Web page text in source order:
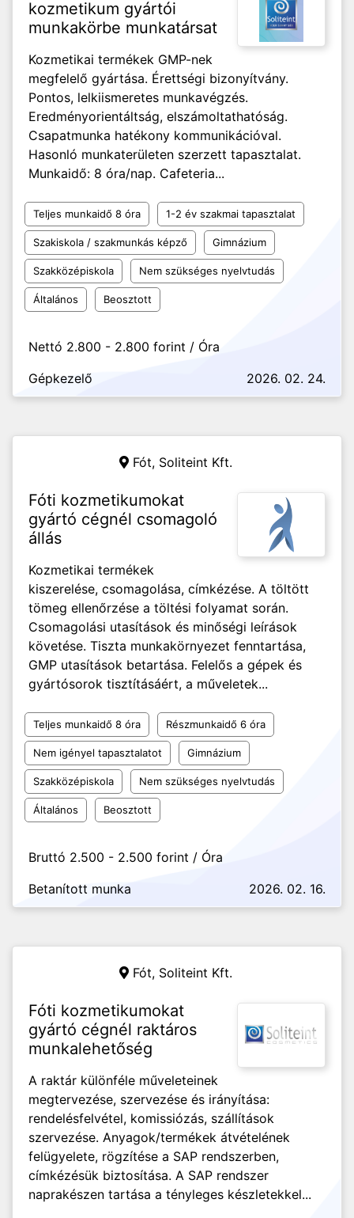
kozmetikum gyártói
munkakörbe munkatársat
Kozmetikai termékek GMP-nek
megfelelő gyártása. Érettségi bizonyítvány.
Pontos, lelkiismeretes munkavégzés.
Eredményorientáltság, elszámoltathatóság.
Csapatmunka hatékony kommunikációval.
Hasonló munkaterületen szerzett tapasztalat.
Munkaidő: 8 óra/nap. Cafeteria...
Teljes munkaidő 8 óra 1-2 év szakmai tapasztalat
Szakiskola / szakmunkás képző Gimnázium
Szakközépiskola Nem szükséges nyelvtudás
Általános Beosztott
Nettó 2.800 - 2.800 forint / Óra
Gépkezelő
2026. 02. 24.
Fót, Soliteint Kft.
Fóti kozmetikumokat
gyártó cégnél csomagoló
állás
Kozmetikai termékek
kiszerelése, csomagolása, címkézése. A töltött
tömeg ellenőrzése a töltési folyamat során.
Csomagolási utasítások és minőségi leírások
követése. Tiszta munkakörnyezet fenntartása,
GMP utasítások betartása. Felelős a gépek és
gyártósorok tisztításáért, a műveletek...
Teljes munkaidő 8 óra Részmunkaidő 6 óra
Nem igényel tapasztalatot Gimnázium
Szakközépiskola Nem szükséges nyelvtudás
Általános Beosztott
Bruttó 2.500 - 2.500 forint / Óra
Betanított munka
2026. 02. 16.
Fót, Soliteint Kft.
Fóti kozmetikumokat
gyártó cégnél raktáros
munkalehetőség
A raktár különféle műveleteinek
megtervezése, szervezése és irányítása:
rendelésfelvétel, komissiózás, szállítások
szervezése. Anyagok/termékek átvételének
felügyelete, rögzítése a SAP rendszerben,
címkézésük biztosítása. A SAP rendszer
naprakészen tartása a tényleges készletekkel...